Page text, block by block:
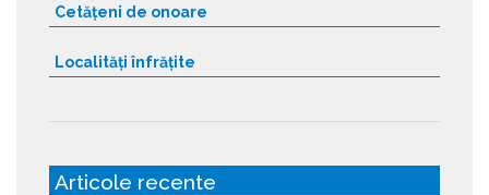
Cetățeni de onoare
Localități înfrățite
Articole recente